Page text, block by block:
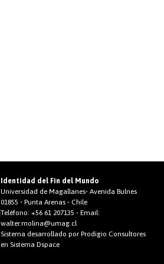
Identidad del Fin del Mundo
Universidad de Magallanes• Avenida Bulnes
01855 • Punta Arenas • Chile
Teléfono:+56 61 207135 • Email:
walter.molina@umag.cl
Sistema desarrollado por Prodigio Consultores
en Sistema Dspace